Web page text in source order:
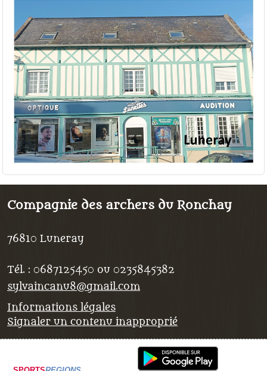
Compagnie des archers du Ronchay
76810 Luneray
Tél. : 0687125450 ou 0235845382
sylvaincanu8@gmail.com
Informations légales
Signaler un contenu inapproprié